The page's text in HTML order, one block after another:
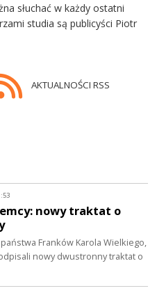
słuchać w każdy ostatni
studia są publicyści Piotr
AKTUALNOŚCI RSS
nowy traktat o
Franków Karola Wielkiego,
nowy dwustronny traktat o